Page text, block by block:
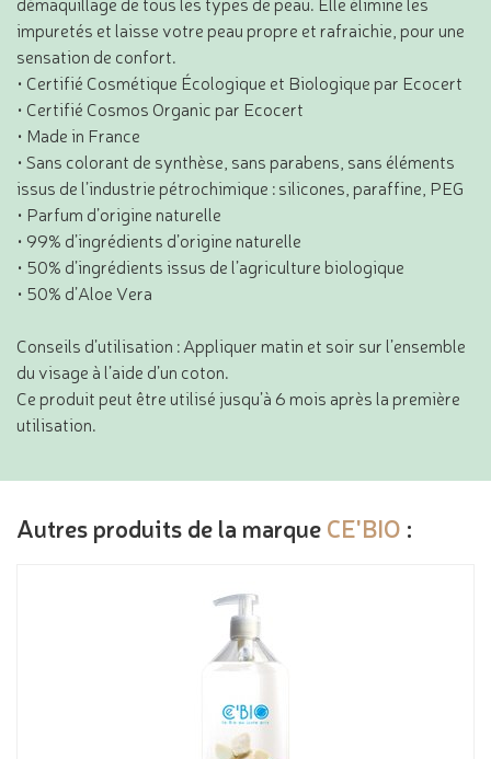
impuretés et laisse votre peau propre et rafraichie, pour une
sensation de confort.
• Certifié Cosmétique Écologique et Biologique par Ecocert
• Certifié Cosmos Organic par Ecocert
• Made in France
• Sans colorant de synthèse, sans parabens, sans éléments
issus de l’industrie pétrochimique : silicones, paraffine, PEG
• Parfum d’origine naturelle
• 99% d’ingrédients d’origine naturelle
• 50% d’ingrédients issus de l’agriculture biologique
• 50% d’Aloe Vera
Conseils d’utilisation : Appliquer matin et soir sur l’ensemble
du visage à l’aide d’un coton.
Ce produit peut être utilisé jusqu’à 6 mois après la première
utilisation.
Autres produits de la marque CE'BIO :